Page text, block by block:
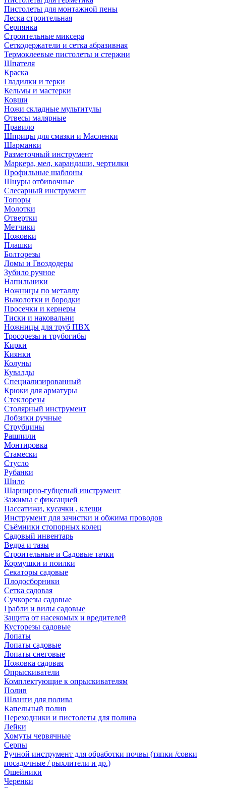
Пистолеты для монтажной пены
Леска строительная
Серпянка
Строительные миксера
Сеткодержатели и сетка абразивная
Термоклеевые пистолеты и стержни
Шпателя
Краска
Гладилки и терки
Кельмы и мастерки
Ковши
Ножи складные мультитулы
Отвесы малярные
Правило
Шприцы для смазки и Масленки
Шарманки
Разметочный инструмент
Маркера, мел, карандаши, чертилки
Профильные шаблоны
Шнуры отбивочные
Слесарный инструмент
Топоры
Молотки
Отвертки
Метчики
Ножовки
Плашки
Болторезы
Ломы и Гвоздодеры
Зубило ручное
Напильники
Ножницы по металлу
Выколотки и бородки
Просечки и кернеры
Тиски и наковальни
Ножницы для труб ПВХ
Тросорезы и трубогибы
Кирки
Киянки
Колуны
Кувалды
Специализированный
Крюки для арматуры
Стеклорезы
Столярный инструмент
Лобзики ручные
Струбцины
Рашпили
Монтировка
Стамески
Стусло
Рубанки
Шило
Шарнирно-губцевый инструмент
Зажимы с фиксацией
Пассатижи, кусачки , клещи
Инструмент для зачистки и обжима проводов
Съёмники стопорных колец
Садовый инвентарь
Ведра и тазы
Строительные и Садовые тачки
Кормушки и поилки
Секаторы садовые
Плодосборники
Сетка садовая
Сучкорезы садовые
Грабли и вилы садовые
Защита от насекомых и вредителей
Кусторезы садовые
Лопаты
Лопаты садовые
Лопаты снеговые
Ножовка садовая
Опрыскиватели
Комплектующие к опрыскивателям
Полив
Шланги для полива
Капельный полив
Переходники и пистолеты для полива
Лейки
Хомуты червячные
Серпы
Ручной инструмент для обработки почвы (тяпки /совки
посадочные / рыхлители и др.)
Ошейники
Черенки